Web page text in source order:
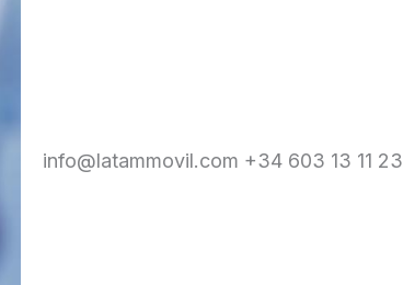
info@latammovil.com +34 603 13 11 23